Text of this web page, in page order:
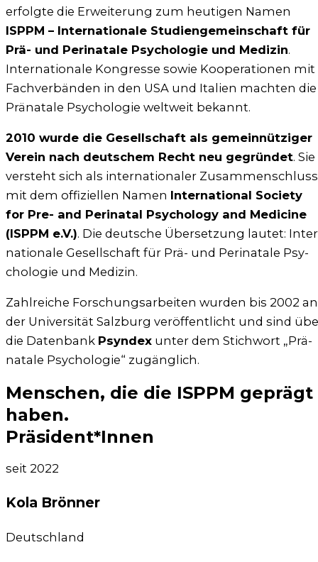
erfolg­te die Erwei­te­rung zum heu­ti­gen Namen
ISPPM – Inter­na­tio­na­le Stu­di­en­ge­mein­schaft für
Prä- und Peri­na­ta­le Psy­cho­lo­gie und Medi­zin.
Inter­na­tio­na­le Kon­gres­se sowie Koope­ra­tio­nen mit
Fach­ver­bän­den in den USA und Ita­li­en mach­ten die
Prä­na­ta­le Psy­cho­lo­gie welt­weit bekannt.
2010 wur­de die Gesell­schaft als gemein­nüt­zi­ger
Ver­ein nach deut­schem Recht neu gegrün­det. Sie
ver­steht sich als inter­na­tio­na­ler Zusam­men­schluss
mit dem offi­zi­el­len Namen Inter­na­tio­nal Socie­ty
for Pre- and Peri­na­tal Psy­cho­lo­gy and Medi­ci­ne
(ISPPM e.V.). Die deut­sche Über­set­zung lau­tet:
na­tio­na­le Gesell­schaft für Prä- und Peri­na­ta­le Psy­
cho­lo­gie und Medi­zin.
Zahl­rei­che For­schungs­ar­bei­ten wur­den bis 2002 an
der Uni­ver­si­tät Salz­burg ver­öf­fent­licht und sind
die Daten­bank Psyn­dex unter dem Stich­wort „Prä­
na­ta­le Psy­cho­lo­gie“ zugäng­lich.
Menschen, die die ISPPM geprägt
haben.
Präsident*Innen
seit 2022
Kola Brönner
Deutsch­land